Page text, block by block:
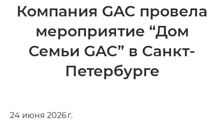
Компания GAC провела
мероприятие “Дом
Семьи GAC” в Санкт-
Петербурге
24 июня 2026 г.